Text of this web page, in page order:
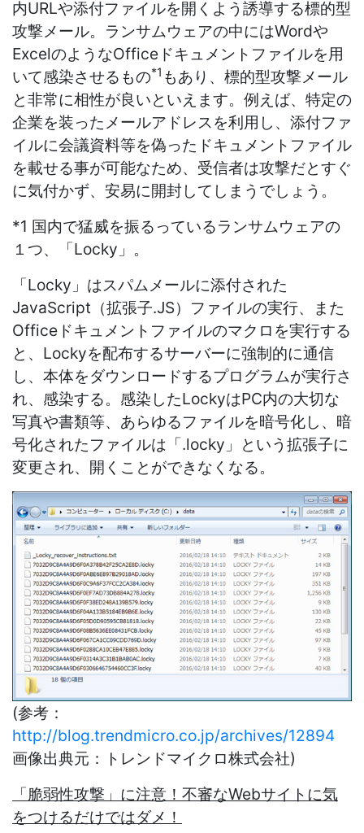
内URLや添付ファイルを開くよう誘導する標的型
攻撃メール。ランサムウェアの中にはWordや
ExcelのようなOfficeドキュメントファイルを用
いて感染させるもの*1 もあり、標的型攻撃メール
と非常に相性が良いといえます。例えば、特定の
企業を装ったメールアドレスを利用し、添付ファ
イルに会議資料等を偽ったドキュメントファイル
を載せる事が可能なため、受信者は攻撃だとすぐ
に気付かず、安易に開封してしまうでしょう。
*1 国内で猛威を振るっているランサムウェアの
１つ、「Locky」。
「Locky」はスパムメールに添付された
JavaScript（拡張子.JS）ファイルの実行、また
Officeドキュメントファイルのマクロを実行する
と、Lockyを配布するサーバーに強制的に通信
し、本体をダウンロードするプログラムが実行さ
れ、感染する。感染したLockyはPC内の大切な
写真や書類等、あらゆるファイルを暗号化し、暗
号化されたファイルは「.locky」という拡張子に
変更され、開くことができなくなる。
(参考：
http://blog.trendmicro.co.jp/archives/12894
画像出典元：トレンドマイクロ株式会社)
「脆弱性攻撃」に注意！不審なWebサイトに気
をつけるだけではダメ！